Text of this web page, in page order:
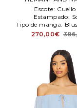
blanco
NANDITA
Escote:
Estampado:
Tipo de manga:
270,00€